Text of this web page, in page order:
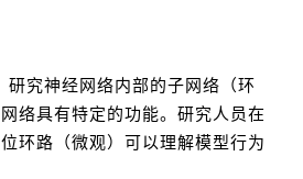
研究神经网络内部的子网络（环
络具有特定的功能。研究人员在
环路（微观）可以理解模型行为